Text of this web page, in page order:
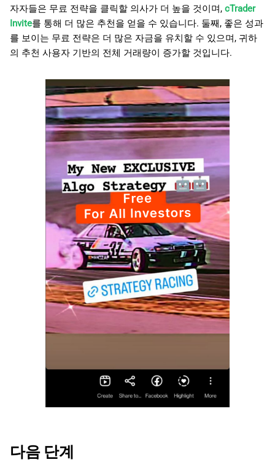
자자들은 무료 전략을 클릭할 의사가 더 높을 것이며, cTrader
Invite를 통해 더 많은 추천을 얻을 수 있습니다. 둘째, 좋은 성과
를 보이는 무료 전략은 더 많은 자금을 유치할 수 있으며, 귀하
의 추천 사용자 기반의 전체 거래량이 증가할 것입니다.
다음 단계